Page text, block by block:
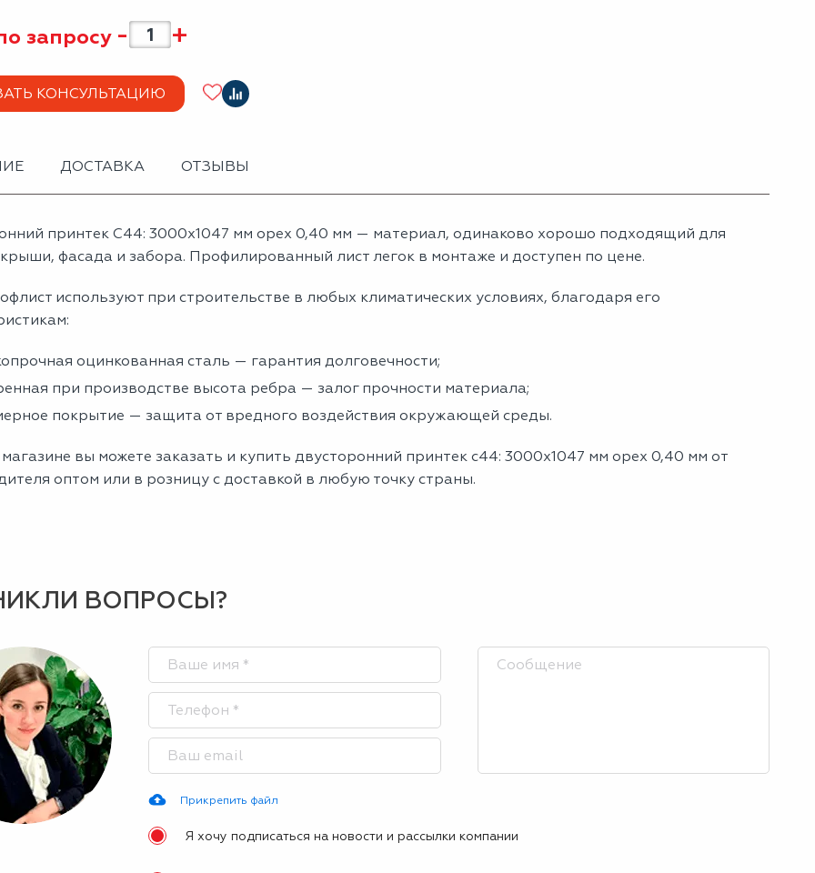
запросу - +
КОНСУЛЬТАЦИЮ
ДОСТАВКА ОТЗЫВЫ
принтек С44: 3000x1047 мм орех 0,40 мм — материал, одинаково хорошо подходящий для
фасада и забора. Профилированный лист легок в монтаже и доступен по цене.
используют при строительстве в любых климатических условиях, благодаря его
оцинкованная сталь — гарантия долговечности;
при производстве высота ребра — залог прочности материала;
покрытие — защита от вредного воздействия окружающей среды.
вы можете заказать и купить двусторонний принтек с44: 3000x1047 мм орех 0,40 мм от
оптом или в розницу с доставкой в любую точку страны.
ВОПРОСЫ?
Прикрепить файл
Я хочу подписаться на новости и рассылки компании